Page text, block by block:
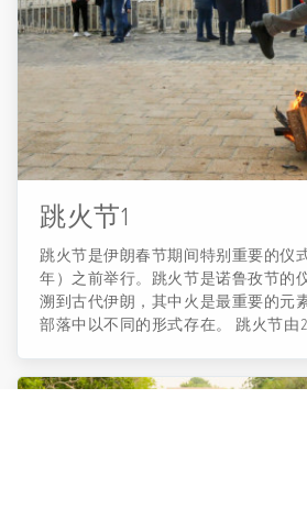
跳火节1
跳火节是伊朗春节期间特别重要的仪
年）之前举行。跳火节是诺鲁孜节的
溯到古代伊朗，其中火是最重要的元
部落中以不同的形式存在。 跳火节由2个单词构成，其中一
式在不同的地区举行，但火是跳火节